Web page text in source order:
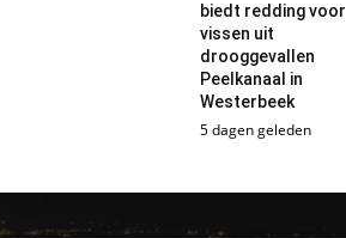
biedt redding voor
vissen uit
drooggevallen
Peelkanaal in
Westerbeek
5 dagen geleden